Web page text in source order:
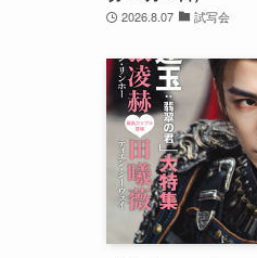
2026.8.07 試写会